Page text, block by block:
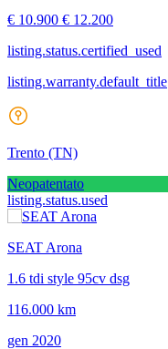
€ 10.900 € 12.200
listing.status.certified_used
listing.warranty.default_title
Trento (TN)
Neopatentato
listing.status.used
SEAT Arona
1.6 tdi style 95cv dsg
116.000 km
gen 2020